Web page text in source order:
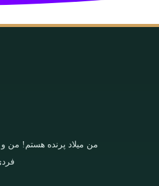
من میلاد پرنده هستم! من و